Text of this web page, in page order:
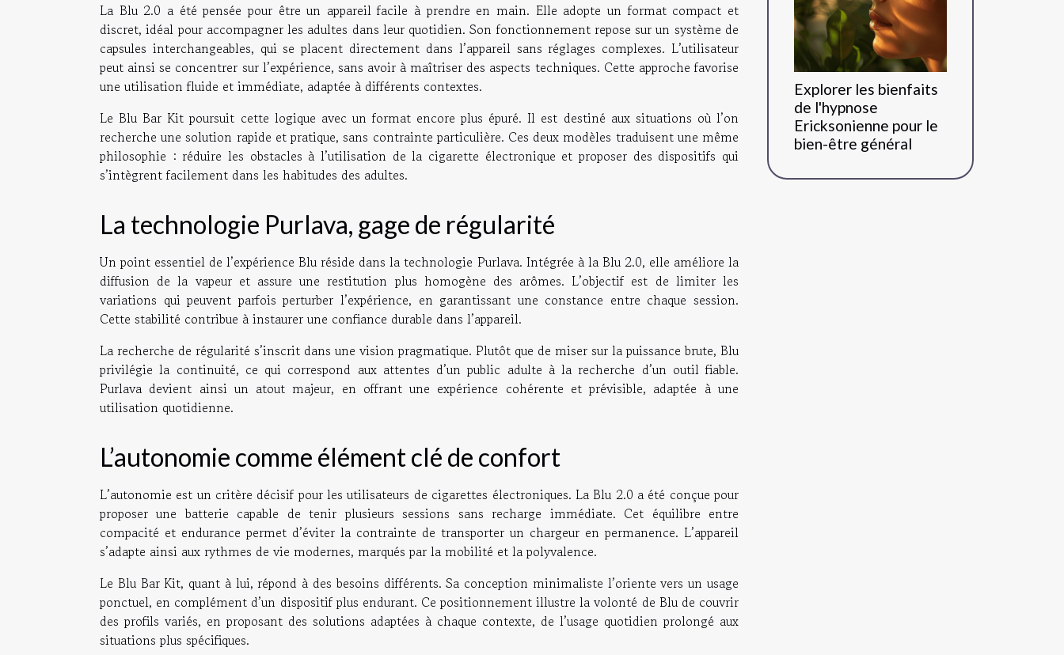
La Blu 2.0 a été pensée pour être un appareil facile à prendre en main. Elle adopte un format compact et
discret, idéal pour accompagner les adultes dans leur quotidien. Son fonctionnement repose sur un système de
capsules interchangeables, qui se placent directement dans l’appareil sans réglages complexes. L’utilisateur
peut ainsi se concentrer sur l’expérience, sans avoir à maîtriser des aspects techniques. Cette approche favorise
une utilisation fluide et immédiate, adaptée à différents contextes.
Le Blu Bar Kit poursuit cette logique avec un format encore plus épuré. Il est destiné aux situations où l’on
recherche une solution rapide et pratique, sans contrainte particulière. Ces deux modèles traduisent une même
philosophie : réduire les obstacles à l’utilisation de la cigarette électronique et proposer des dispositifs qui
s’intègrent facilement dans les habitudes des adultes.
La technologie Purlava, gage de régularité
Un point essentiel de l’expérience Blu réside dans la technologie Purlava. Intégrée à la Blu 2.0, elle améliore la
diffusion de la vapeur et assure une restitution plus homogène des arômes. L’objectif est de limiter les
variations qui peuvent parfois perturber l’expérience, en garantissant une constance entre chaque session.
Cette stabilité contribue à instaurer une confiance durable dans l’appareil.
La recherche de régularité s’inscrit dans une vision pragmatique. Plutôt que de miser sur la puissance brute, Blu
privilégie la continuité, ce qui correspond aux attentes d’un public adulte à la recherche d’un outil fiable.
Purlava devient ainsi un atout majeur, en offrant une expérience cohérente et prévisible, adaptée à une
utilisation quotidienne.
L’autonomie comme élément clé de confort
L’autonomie est un critère décisif pour les utilisateurs de cigarettes électroniques. La Blu 2.0 a été conçue pour
proposer une batterie capable de tenir plusieurs sessions sans recharge immédiate. Cet équilibre entre
compacité et endurance permet d’éviter la contrainte de transporter un chargeur en permanence. L’appareil
s’adapte ainsi aux rythmes de vie modernes, marqués par la mobilité et la polyvalence.
Le Blu Bar Kit, quant à lui, répond à des besoins différents. Sa conception minimaliste l’oriente vers un usage
ponctuel, en complément d’un dispositif plus endurant. Ce positionnement illustre la volonté de Blu de couvrir
des profils variés, en proposant des solutions adaptées à chaque contexte, de l’usage quotidien prolongé aux
situations plus spécifiques.
Explorer les bienfaits
de l'hypnose
Ericksonienne pour le
bien-être général